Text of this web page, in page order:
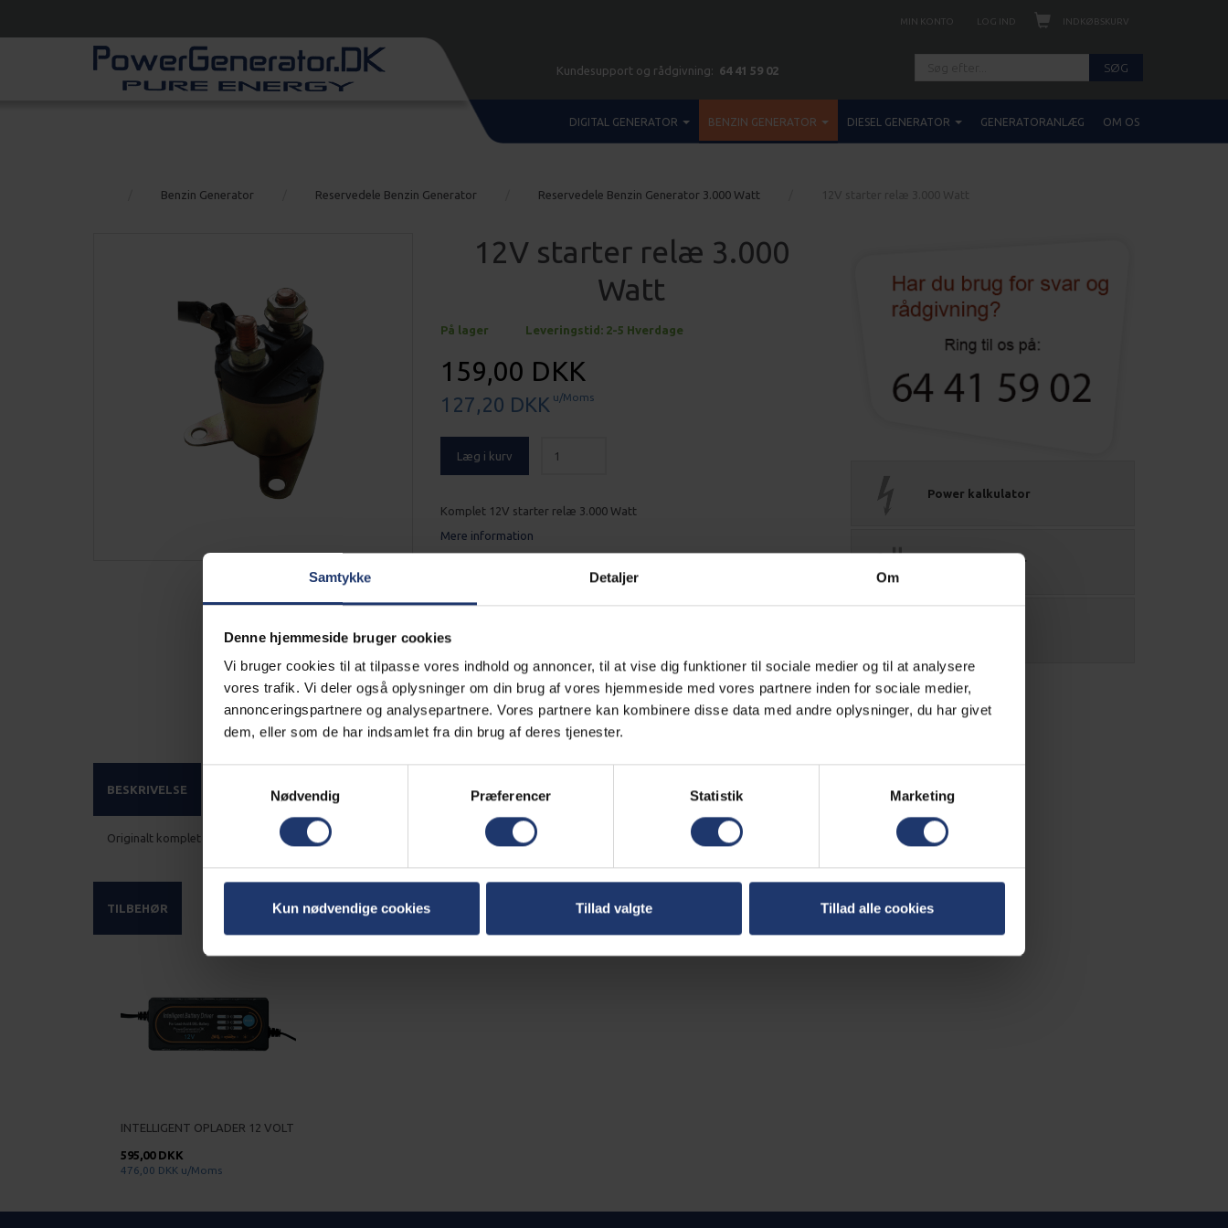
Samtykke Detaljer Om
Denne hjemmeside bruger cookies
Vi bruger cookies til at tilpasse vores indhold og annoncer, til at vise dig funktioner til sociale medier og til at analysere
vores trafik. Vi deler også oplysninger om din brug af vores hjemmeside med vores partnere inden for sociale medier,
annonceringspartnere og analysepartnere. Vores partnere kan kombinere disse data med andre oplysninger, du har givet
dem, eller som de har indsamlet fra din brug af deres tjenester.
Nødvendig
Præferencer Statistik Marketing
Kun nødvendige cookies Tillad valgte Tillad alle cookies
INDKØBSKURV
LOG IND
MIN KONTO
Kundesupport og rådgivning: 64 41 59 02 SØG
DIGITAL GENERATOR BENZIN GENERATOR DIESEL GENERATOR GENERATORANLÆG OM OS
Benzin Generator Reservedele Benzin Generator Reservedele Benzin Generator 3.000 Watt
12V starter relæ 3.000
Watt
På lager Leveringstid: 2-5 Hverdage
159,00 DKK
127,20 DKK u/Moms
Læg i kurv
Komplet 12V starter relæ 3.000 Watt
Mere information
Alle Generatorer leveres gratis
Læs mere
Generator altid klargjort
Power kalkulator
Kabel kalkulator
BESKRIVELSE
Originalt komplet 12V starter relæ 3.000 Watt PowerGenerator
TILBEHØR
INTELLIGENT OPLADER 12 VOLT
595,00 DKK
476,00 DKK u/Moms